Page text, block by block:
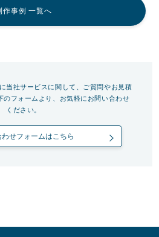
作事例 一覧へ
当社サービスに関して、ご質問やお見積
のフォームより、お気軽にお問い合わせ
ください。
わせフォームはこちら